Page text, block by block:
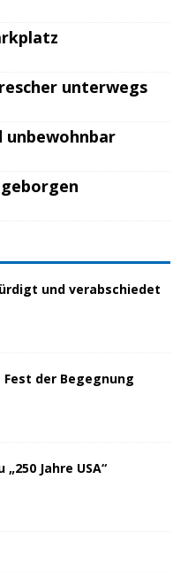
unterwegs
unbewohnbar
und verabschiedet
Fest der Begegnung
Jahre USA“